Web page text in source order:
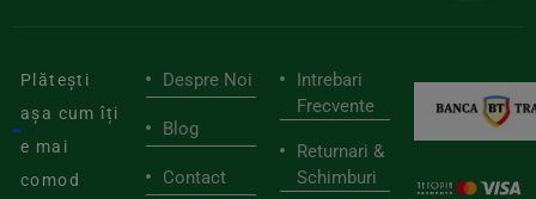
Plătești
așa cum îți
e mai
comod
Despre Noi
Blog
Contact
Intrebari
Frecvente
Returnari &
Schimburi